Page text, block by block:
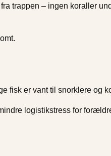
trappen – ingen koraller
fisk er vant til snorklere og
logistikstress for